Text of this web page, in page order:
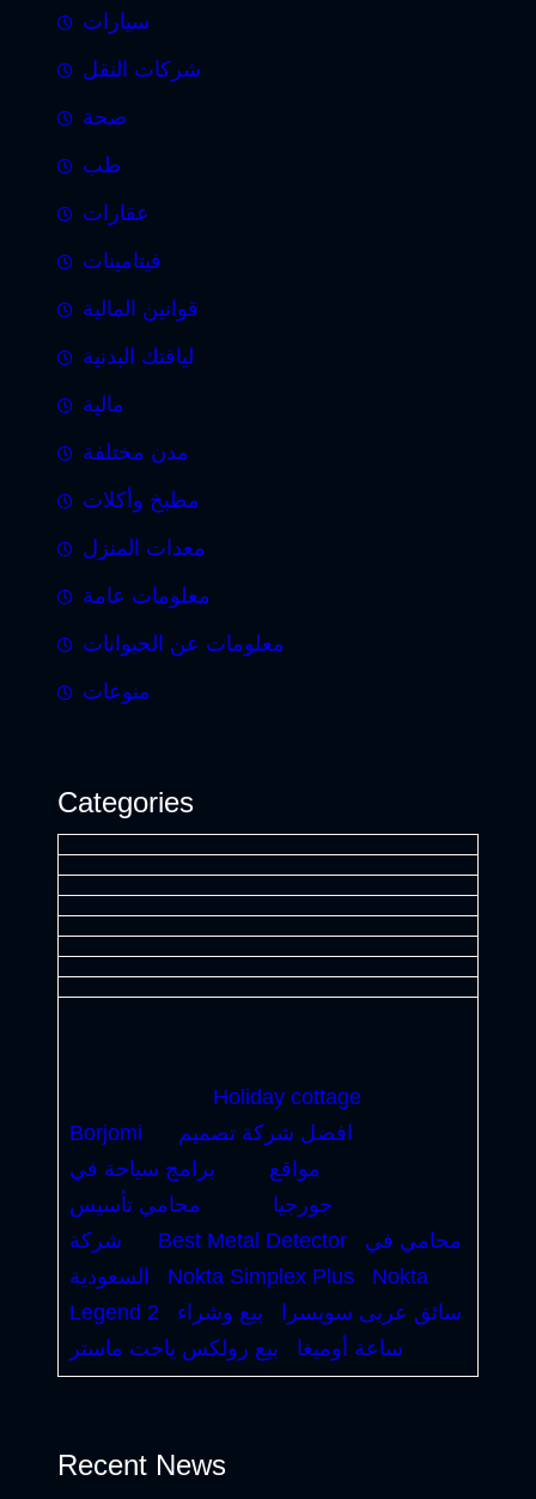
سيارات
شركات النقل
صحة
طب
عقارات
فيتامينات
قوانين المالية
لياقتك البدنية
مالية
مدن مختلفة
مطبخ وأكلات
معدات المنزل
معلومات عامة
معلومات عن الحيوانات
منوعات
Categories
Holiday cottage
Borjomi
افضل شركة تصميم
مواقع
برامج سياحة في
جورجيا
محامي تأسيس
شركة
Best Metal Detector
محامي في
السعودية
Nokta Simplex Plus
Nokta
Legend 2
سائق عربى سويسرا
بيع وشراء
ساعة أوميغا
بيع رولكس ياخت ماستر
Recent News